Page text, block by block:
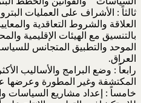
ثالثاً : الأشراف على العمليات
العلاقة والشروط التعاقدية
بالتنسيق مع الهيئات الإقليمية
الموحد والتطبيق المتجانس
العراق.
رابعاً : وضع البرامج والأساليب
المكتشفة وغير المطورة وعرضها
خامساً : إعداد مشاريع السياسات